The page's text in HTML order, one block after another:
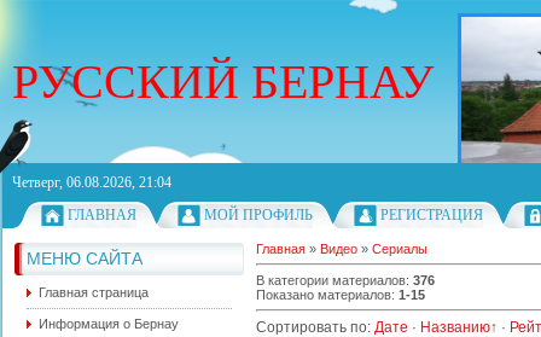
РУССКИЙ БЕРНАУ
Четверг, 06.08.2026, 21:04
ГЛАВНАЯ
МОЙ ПРОФИЛЬ РЕГИСТРАЦИЯ
МЕНЮ САЙТА
Главная страница
Информация о Бернау
Главная » Видео » Сериалы
В категории материалов: 376
Показано материалов: 1-15
Сортировать по: Дате · Названию↑ ·